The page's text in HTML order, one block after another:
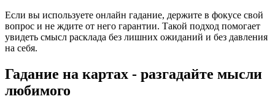
Если вы используете онлайн гадание, держите в фокусе свой
вопрос и не ждите от него гарантии. Такой подход помогает
увидеть смысл расклада без лишних ожиданий и без давления
на себя.
Гадание на картах - разгадайте мысли
любимого